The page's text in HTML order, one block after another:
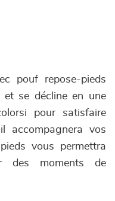
pouf repose-pieds
et se décline en une
pour satisfaire
accompagnera vos
vous permettra
des moments de